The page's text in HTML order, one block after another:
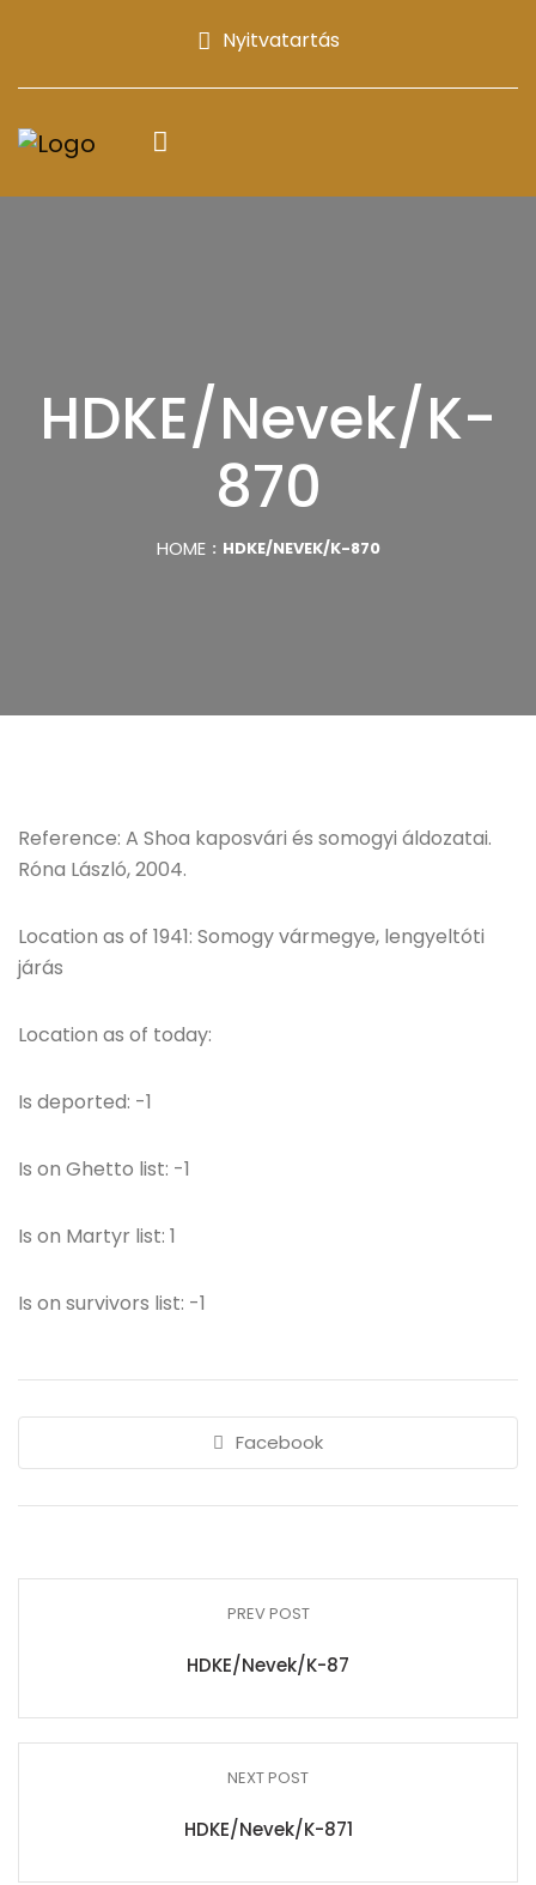
Nyitvatartás
HDKE/Nevek/K-
870
HOME HDKE/NEVEK/K-870
Reference: A Shoa kaposvári és somogyi áldozatai.
Róna László, 2004.
Location as of 1941: Somogy vármegye, lengyeltóti
járás
Location as of today:
Is deported: -1
Is on Ghetto list: -1
Is on Martyr list: 1
Is on survivors list: -1
Facebook
PREV POST
HDKE/Nevek/K-87
NEXT POST
HDKE/Nevek/K-871